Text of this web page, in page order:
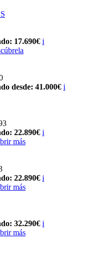
17.690€ i
desde: 41.000€ i
22.890€ i
más
22.890€ i
más
32.290€ i
más